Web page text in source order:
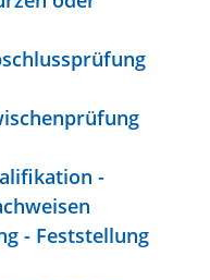
-
- Feststellung